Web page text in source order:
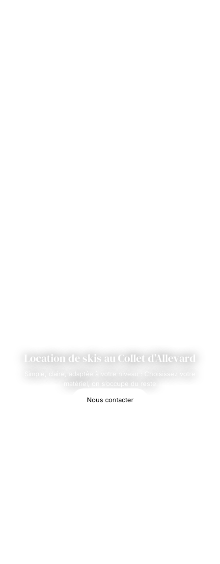
Location de skis au Collet d’Allevard
Simple, claire, adaptée à votre niveau : Choisissez votre
matériel, on s’occupe du reste
Nous contacter